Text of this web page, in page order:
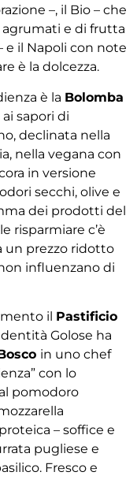
–, il Bio – che
e di frutta
il Napoli con note
è la dolcezza.
è la Bolomba
sapori di
declinata nella
nella vegana con
in versione
secchi, olive e
dei prodotti del
risparmiare c’è
un prezzo ridotto
influenzano di
il Pastificio
Golose ha
in uno chef
con lo
pomodoro
– soffice e
pugliese e
Fresco e